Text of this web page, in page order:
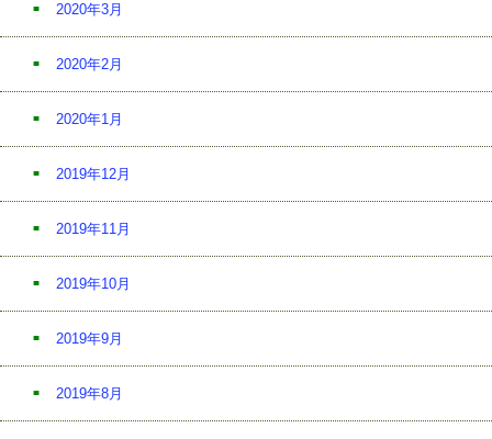
2020年3月
2020年2月
2020年1月
2019年12月
2019年11月
2019年10月
2019年9月
2019年8月